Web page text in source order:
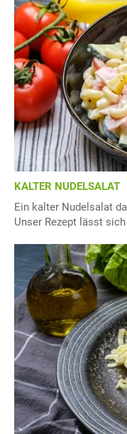
KALTER NUDELSALAT
Ein kalter Nudelsalat
Unser Rezept lässt